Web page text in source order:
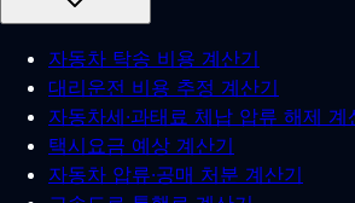
자동차 탁송 비용 계산기
대리운전 비용 추정 계산기
자동차세·과태료 체납 압류 해제 계
택시요금 예상 계산기
자동차 압류·공매 처분 계산기